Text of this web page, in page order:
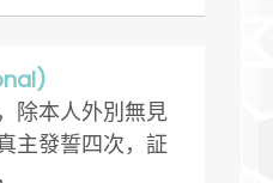
除本人外別無見
主發誓四次，証